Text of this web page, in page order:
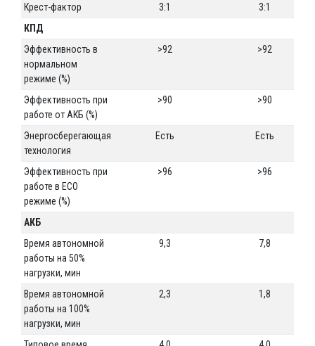
Крест-фактор 3:1
3:1
КПД
Эффективность в
нормальном
режиме (%)
>92 >92
Эффективность при
работе от АКБ (%)
>90 >90
Энергосберегающая
технология
Есть Есть
Эффективность при
работе в ECO
режиме (%)
>96 >96
АКБ
Время автономной
работы на 50%
нагрузки, мин
9,3 7,8
Время автономной
работы на 100%
нагрузки, мин
2,3 1,8